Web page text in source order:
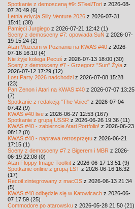
Spotkanie z demosceną #9: STeel/Tori z 2026-08-
07 20:49 (6)
Letnia edycja Silly Venture 2026 z 2026-07-31
15:41 (38)
Pamięci Jurgiego z 2026-07-21 12:42 (1)
Sceny z demosceny #7: opowiada SuN z 2026-07-
19 15:24 (2)
Atari Muzeum w Poznaniu na KWAS #40 z 2026-
07-16 16:10 (4)
Nie żyje kolega Pecuś z 2026-07-13 18:00 (30)
Sceny z demosceny #7 - Grzegorz "Sun" Żyła z
2026-07-12 17:29 (12)
Lost Party 2026 nadchodzi z 2026-07-08 15:28
(23)
Pan Zenon i Atari na KWAS #40 z 2026-07-07 13:25
(7)
Spotkanie z redakcją "The Voice" z 2026-07-04
07:42 (9)
KWAS #40 live z 2026-06-27 12:53 (167)
Spotkanie z grupą USSR z 2026-06-26 19:36 (11)
KWAS #40 - zabierzcie Atari Portfolio! z 2026-06-23
08:12 (0)
KWAS #40 - naprawa retrosprzętu z 2026-06-21
17:15 (1)
Sceny z demosceny #7 z Bigerem i MBR z 2026-
06-19 22:08 (0)
Atari Floppy Image Toolkit z 2026-06-17 13:51 (9)
Spotkanie online z grupą LST z 2026-06-16 16:32
(17)
Recoil zintegrowany z macOS z 2026-06-13 21:34
(5)
KWAS #40 odbędzie się w Katowicach z 2026-06-
07 17:59 (25)
Commodore po atarowsku z 2026-05-28 21:50 (21)